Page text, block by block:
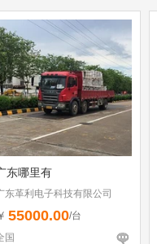
东哪里有
东革利电子科技有限公司
55000.00/台
国